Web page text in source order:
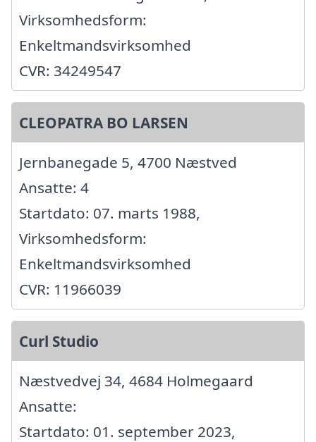
Virksomhedsform:
Enkeltmandsvirksomhed
CVR: 34249547
CLEOPATRA BO LARSEN
Jernbanegade 5, 4700 Næstved
Ansatte: 4
Startdato: 07. marts 1988,
Virksomhedsform:
Enkeltmandsvirksomhed
CVR: 11966039
Curl Studio
Næstvedvej 34, 4684 Holmegaard
Ansatte:
Startdato: 01. september 2023,